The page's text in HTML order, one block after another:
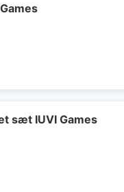
sæt IUVI Games